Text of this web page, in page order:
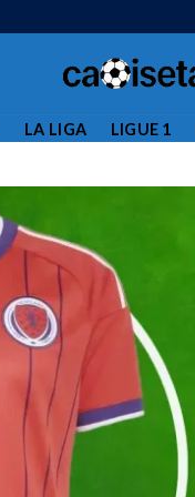
LA LIGA LIGUE 1